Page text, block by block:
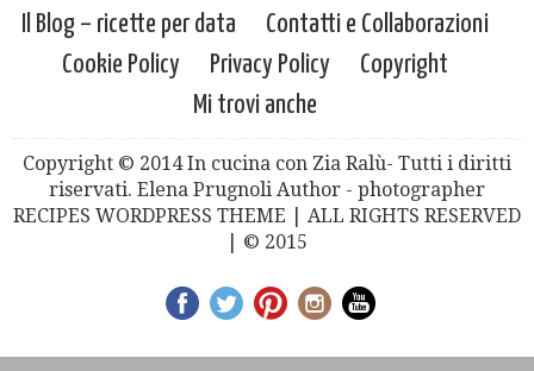
Il Blog – ricette per data
Contatti e Collaborazioni
Cookie Policy
Privacy Policy
Copyright
Mi trovi anche
Copyright © 2014 In cucina con Zia Ralù- Tutti i diritti
riservati. Elena Prugnoli Author - photographer
RECIPES WORDPRESS THEME | ALL RIGHTS RESERVED
| © 2015